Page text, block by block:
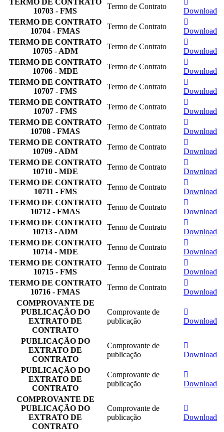
10703 - FMS
Termo de Contrato
Download
TERMO DE CONTRATO
10704 - FMAS
Termo de Contrato
Download
TERMO DE CONTRATO
10705 - ADM
Termo de Contrato
Download
TERMO DE CONTRATO
10706 - MDE
Termo de Contrato
Download
TERMO DE CONTRATO
10707 - FMS
Termo de Contrato
Download
TERMO DE CONTRATO
10707 - FMS
Termo de Contrato
Download
TERMO DE CONTRATO
10708 - FMAS
Termo de Contrato
Download
TERMO DE CONTRATO
10709 - ADM
Termo de Contrato
Download
TERMO DE CONTRATO
10710 - MDE
Termo de Contrato
Download
TERMO DE CONTRATO
10711 - FMS
Termo de Contrato
Download
TERMO DE CONTRATO
10712 - FMAS
Termo de Contrato
Download
TERMO DE CONTRATO
10713 - ADM
Termo de Contrato
Download
TERMO DE CONTRATO
10714 - MDE
Termo de Contrato
Download
TERMO DE CONTRATO
10715 - FMS
Termo de Contrato
Download
TERMO DE CONTRATO
10716 - FMAS
Termo de Contrato
Download
COMPROVANTE DE
PUBLICAÇÃO DO
EXTRATO DE
CONTRATO
Comprovante de
publicação
Download
PUBLICAÇÃO DO
EXTRATO DE
CONTRATO
Comprovante de
publicação
Download
PUBLICAÇÃO DO
EXTRATO DE
CONTRATO
Comprovante de
publicação
Download
COMPROVANTE DE
PUBLICAÇÃO DO
EXTRATO DE
CONTRATO
Comprovante de
publicação
Download